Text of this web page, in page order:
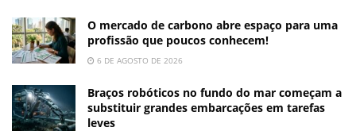
O mercado de carbono abre espaço para uma
profissão que poucos conhecem!
6 DE AGOSTO DE 2026
Braços robóticos no fundo do mar começam a
substituir grandes embarcações em tarefas
leves